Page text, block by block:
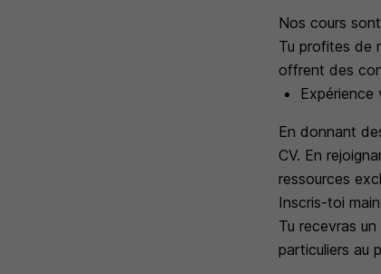
Nos cours
Tu profites de
offrent des
Expérience
En donnant
CV. En
ressources
Inscris-toi
Tu recevras
particuliers au